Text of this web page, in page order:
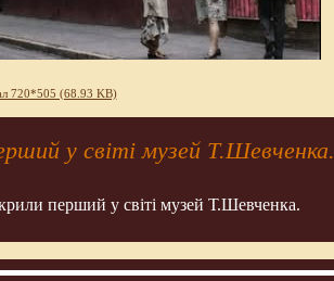
720*505 (68.93 KB)
у світі музей Т.Шевченка.
перший у світі музей Т.Шевченка.